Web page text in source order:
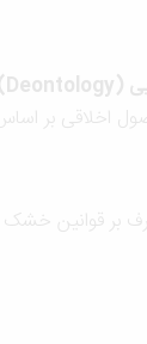
(Deontology)
اخلاقی بر
بر قوانین خشک